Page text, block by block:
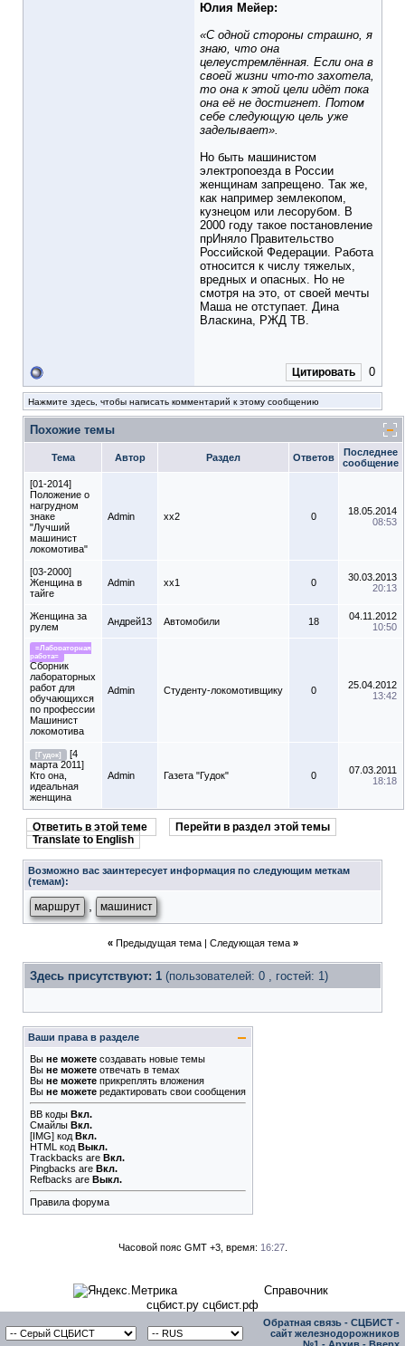
Юлия Мейер:
«С одной стороны страшно, я
знаю, что она
целеустремлённая. Если она в
своей жизни что-то захотела,
то она к этой цели идёт пока
она её не достигнет. Потом
себе следующую цель уже
заделывает».
Но быть машинистом
электропоезда в России
женщинам запрещено. Так же,
как например землекопом,
кузнецом или лесорубом. В
2000 году такое постановление
прИняло Правительство
Российской Федерации. Работа
относится к числу тяжелых,
вредных и опасных. Но не
смотря на это, от своей мечты
Маша не отступает. Дина
Власкина, РЖД ТВ.
Цитировать 0
Нажмите здесь, чтобы написать комментарий к этому сообщению
Похожие темы
Тема Автор Раздел Ответов
Последнее
сообщение
[01-2014]
Положение о
нагрудном
знаке
"Лучший
машинист
локомотива"
Admin xx2 0
18.05.2014
08:53
[03-2000]
Женщина в
тайге
Admin xx1 0
30.03.2013
20:13
Женщина за
рулем
Андрей13 Автомобили 18
04.11.2012
10:50
=Лабораторная
работа=
Сборник
лабораторных
работ для
обучающихся
по профессии
Машинист
локомотива
Admin Студенту-локомотивщику 0
25.04.2012
13:42
[Гудок]
[4
марта 2011]
Кто она,
идеальная
женщина
Admin Газета "Гудок" 0
07.03.2011
18:18
Ответить в этой теме
Перейти в раздел этой темы
Translate to English
Возможно вас заинтересует информация по следующим меткам
(темам):
маршрут машинист
« Предыдущая тема| Следующая тема »
Здесь присутствуют: 1 (пользователей: 0 , гостей: 1)
Ваши права в разделе
Вы не можете создавать новые темы
Вы не можете отвечать в темах
Вы не можете прикреплять вложения
Вы не можете редактировать свои сообщения
BB коды Вкл.
Смайлы Вкл.
[IMG] код Вкл.
HTML код Выкл.
Trackbacks are Вкл.
Pingbacks are Вкл.
Refbacks are Выкл.
Правила форума
Часовой пояс GMT +3, время: 16:27.
Справочник
сцбист.ру сцбист.рф
Обратная связь - СЦБИСТ -
сайт железнодорожников